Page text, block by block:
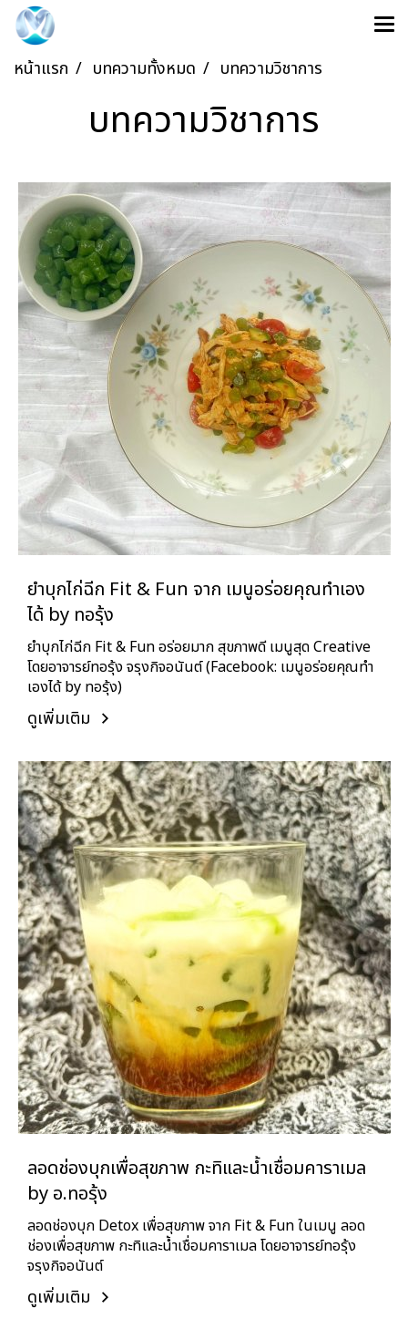
หน้าแรก บทความทั้งหมด บทความวิชาการ
บทความวิชาการ
ยำบุกไก่ฉีก Fit & Fun จาก เมนูอร่อยคุณทำเอง
ได้ by ทอรุ้ง
ยำบุกไก่ฉีก Fit & Fun อร่อยมาก สุขภาพดี เมนูสุด Creative
โดยอาจารย์ทอรุ้ง จรุงกิจอนันต์ (Facebook: เมนูอร่อยคุณทำ
เองได้ by ทอรุ้ง)
ดูเพิ่มเติม
ลอดช่องบุกเพื่อสุขภาพ กะทิและน้ำเชื่อมคาราเมล
by อ.ทอรุ้ง
ลอดช่องบุก Detox เพื่อสุขภาพ จาก Fit & Fun ในเมนู ลอด
ช่องเพื่อสุขภาพ กะทิและน้ำเชื่อมคาราเมล โดยอาจารย์ทอรุ้ง
จรุงกิจอนันต์
ดูเพิ่มเติม